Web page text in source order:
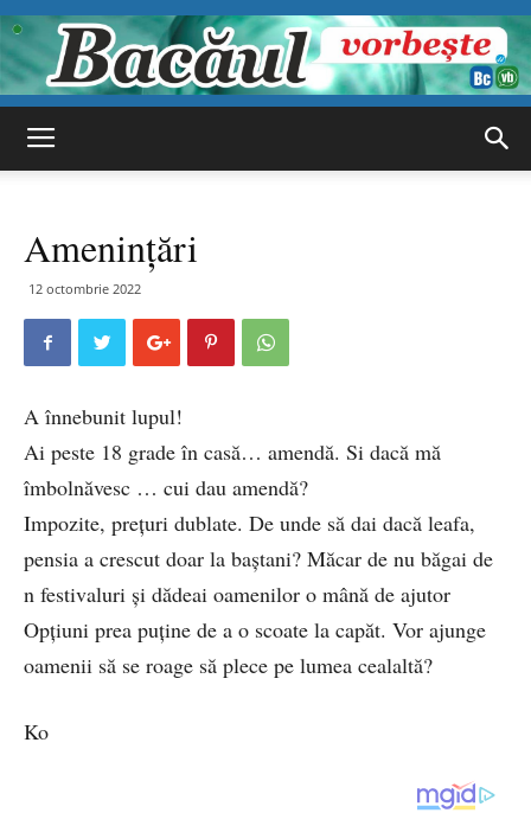
Amenințări
12 octombrie 2022
A înnebunit lupul!
Ai peste 18 grade în casă… amendă. Si dacă mă
îmbolnăvesc … cui dau amendă?
Impozite, prețuri dublate. De unde să dai dacă leafa,
pensia a crescut doar la baștani? Măcar de nu băgai de
n festivaluri și dădeai oamenilor o mână de ajutor
Opțiuni prea puține de a o scoate la capăt. Vor ajunge
oamenii să se roage să plece pe lumea cealaltă?
Ko